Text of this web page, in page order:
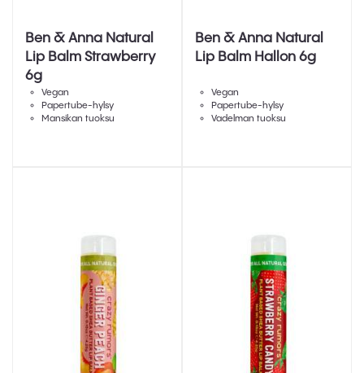
Ben & Anna Natural
Lip Balm Strawberry
6g
Vegan
Papertube-hylsy
Mansikan tuoksu
Ben & Anna Natural
Lip Balm Hallon 6g
Vegan
Papertube-hylsy
Vadelman tuoksu